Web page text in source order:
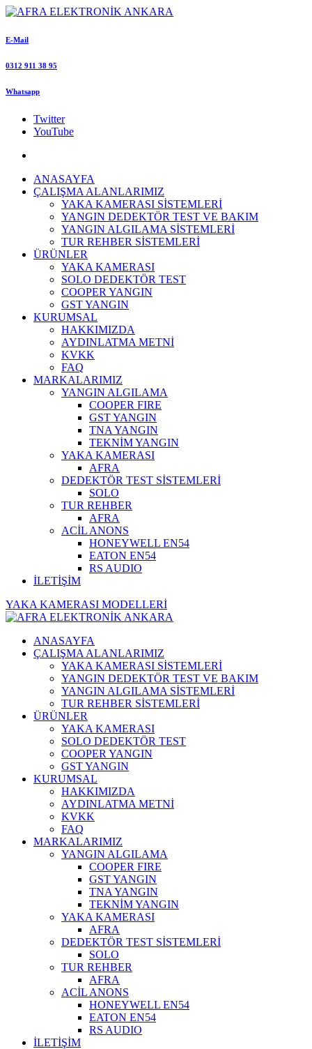
E-Mail
0312 911 38 95
Whatsapp
Twitter
YouTube
ANASAYFA
ÇALIŞMA ALANLARIMIZ
YAKA KAMERASI SİSTEMLERİ
YANGIN DEDEKTÖR TEST VE BAKIM
YANGIN ALGILAMA SİSTEMLERİ
TUR REHBER SİSTEMLERİ
ÜRÜNLER
YAKA KAMERASI
SOLO DEDEKTÖR TEST
COOPER YANGIN
GST YANGIN
KURUMSAL
HAKKIMIZDA
AYDINLATMA METNİ
KVKK
FAQ
MARKALARIMIZ
YANGIN ALGILAMA
COOPER FIRE
GST YANGIN
TNA YANGIN
TEKNİM YANGIN
YAKA KAMERASI
AFRA
DEDEKTÖR TEST SİSTEMLERİ
SOLO
TUR REHBER
AFRA
ACİL ANONS
HONEYWELL EN54
EATON EN54
RS AUDIO
İLETİŞİM
YAKA KAMERASI MODELLERİ
ANASAYFA
ÇALIŞMA ALANLARIMIZ
YAKA KAMERASI SİSTEMLERİ
YANGIN DEDEKTÖR TEST VE BAKIM
YANGIN ALGILAMA SİSTEMLERİ
TUR REHBER SİSTEMLERİ
ÜRÜNLER
YAKA KAMERASI
SOLO DEDEKTÖR TEST
COOPER YANGIN
GST YANGIN
KURUMSAL
HAKKIMIZDA
AYDINLATMA METNİ
KVKK
FAQ
MARKALARIMIZ
YANGIN ALGILAMA
COOPER FIRE
GST YANGIN
TNA YANGIN
TEKNİM YANGIN
YAKA KAMERASI
AFRA
DEDEKTÖR TEST SİSTEMLERİ
SOLO
TUR REHBER
AFRA
ACİL ANONS
HONEYWELL EN54
EATON EN54
RS AUDIO
İLETİŞİM